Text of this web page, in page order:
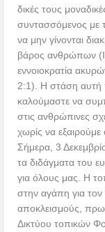
δικές τους
συντασσόμενος με
να μην γίνονται
βάρος ανθρώπων
εννοιοκρατία
2:1). Η στάση αυτή
καλούμαστε να
στις ανθρώπινες
χωρίς να
Σήμερα, 3
τα διδάγματα του
για όλους μας. Η
στην αγάπη για τον
αποκλεισμούς,
Δικτύου τοπικών